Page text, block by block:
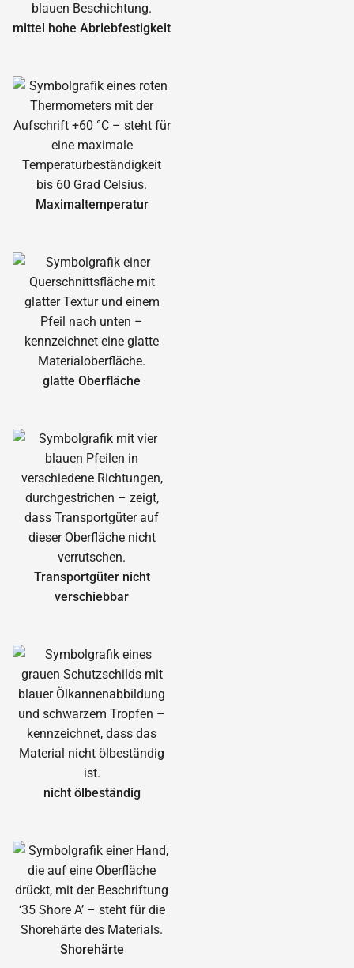
mittel hohe Abrieb­festigkeit
Maximal­temperatur
glatte Oberfläche
Transportgüter nicht
verschiebbar
nicht ölbeständig
Shorehärte